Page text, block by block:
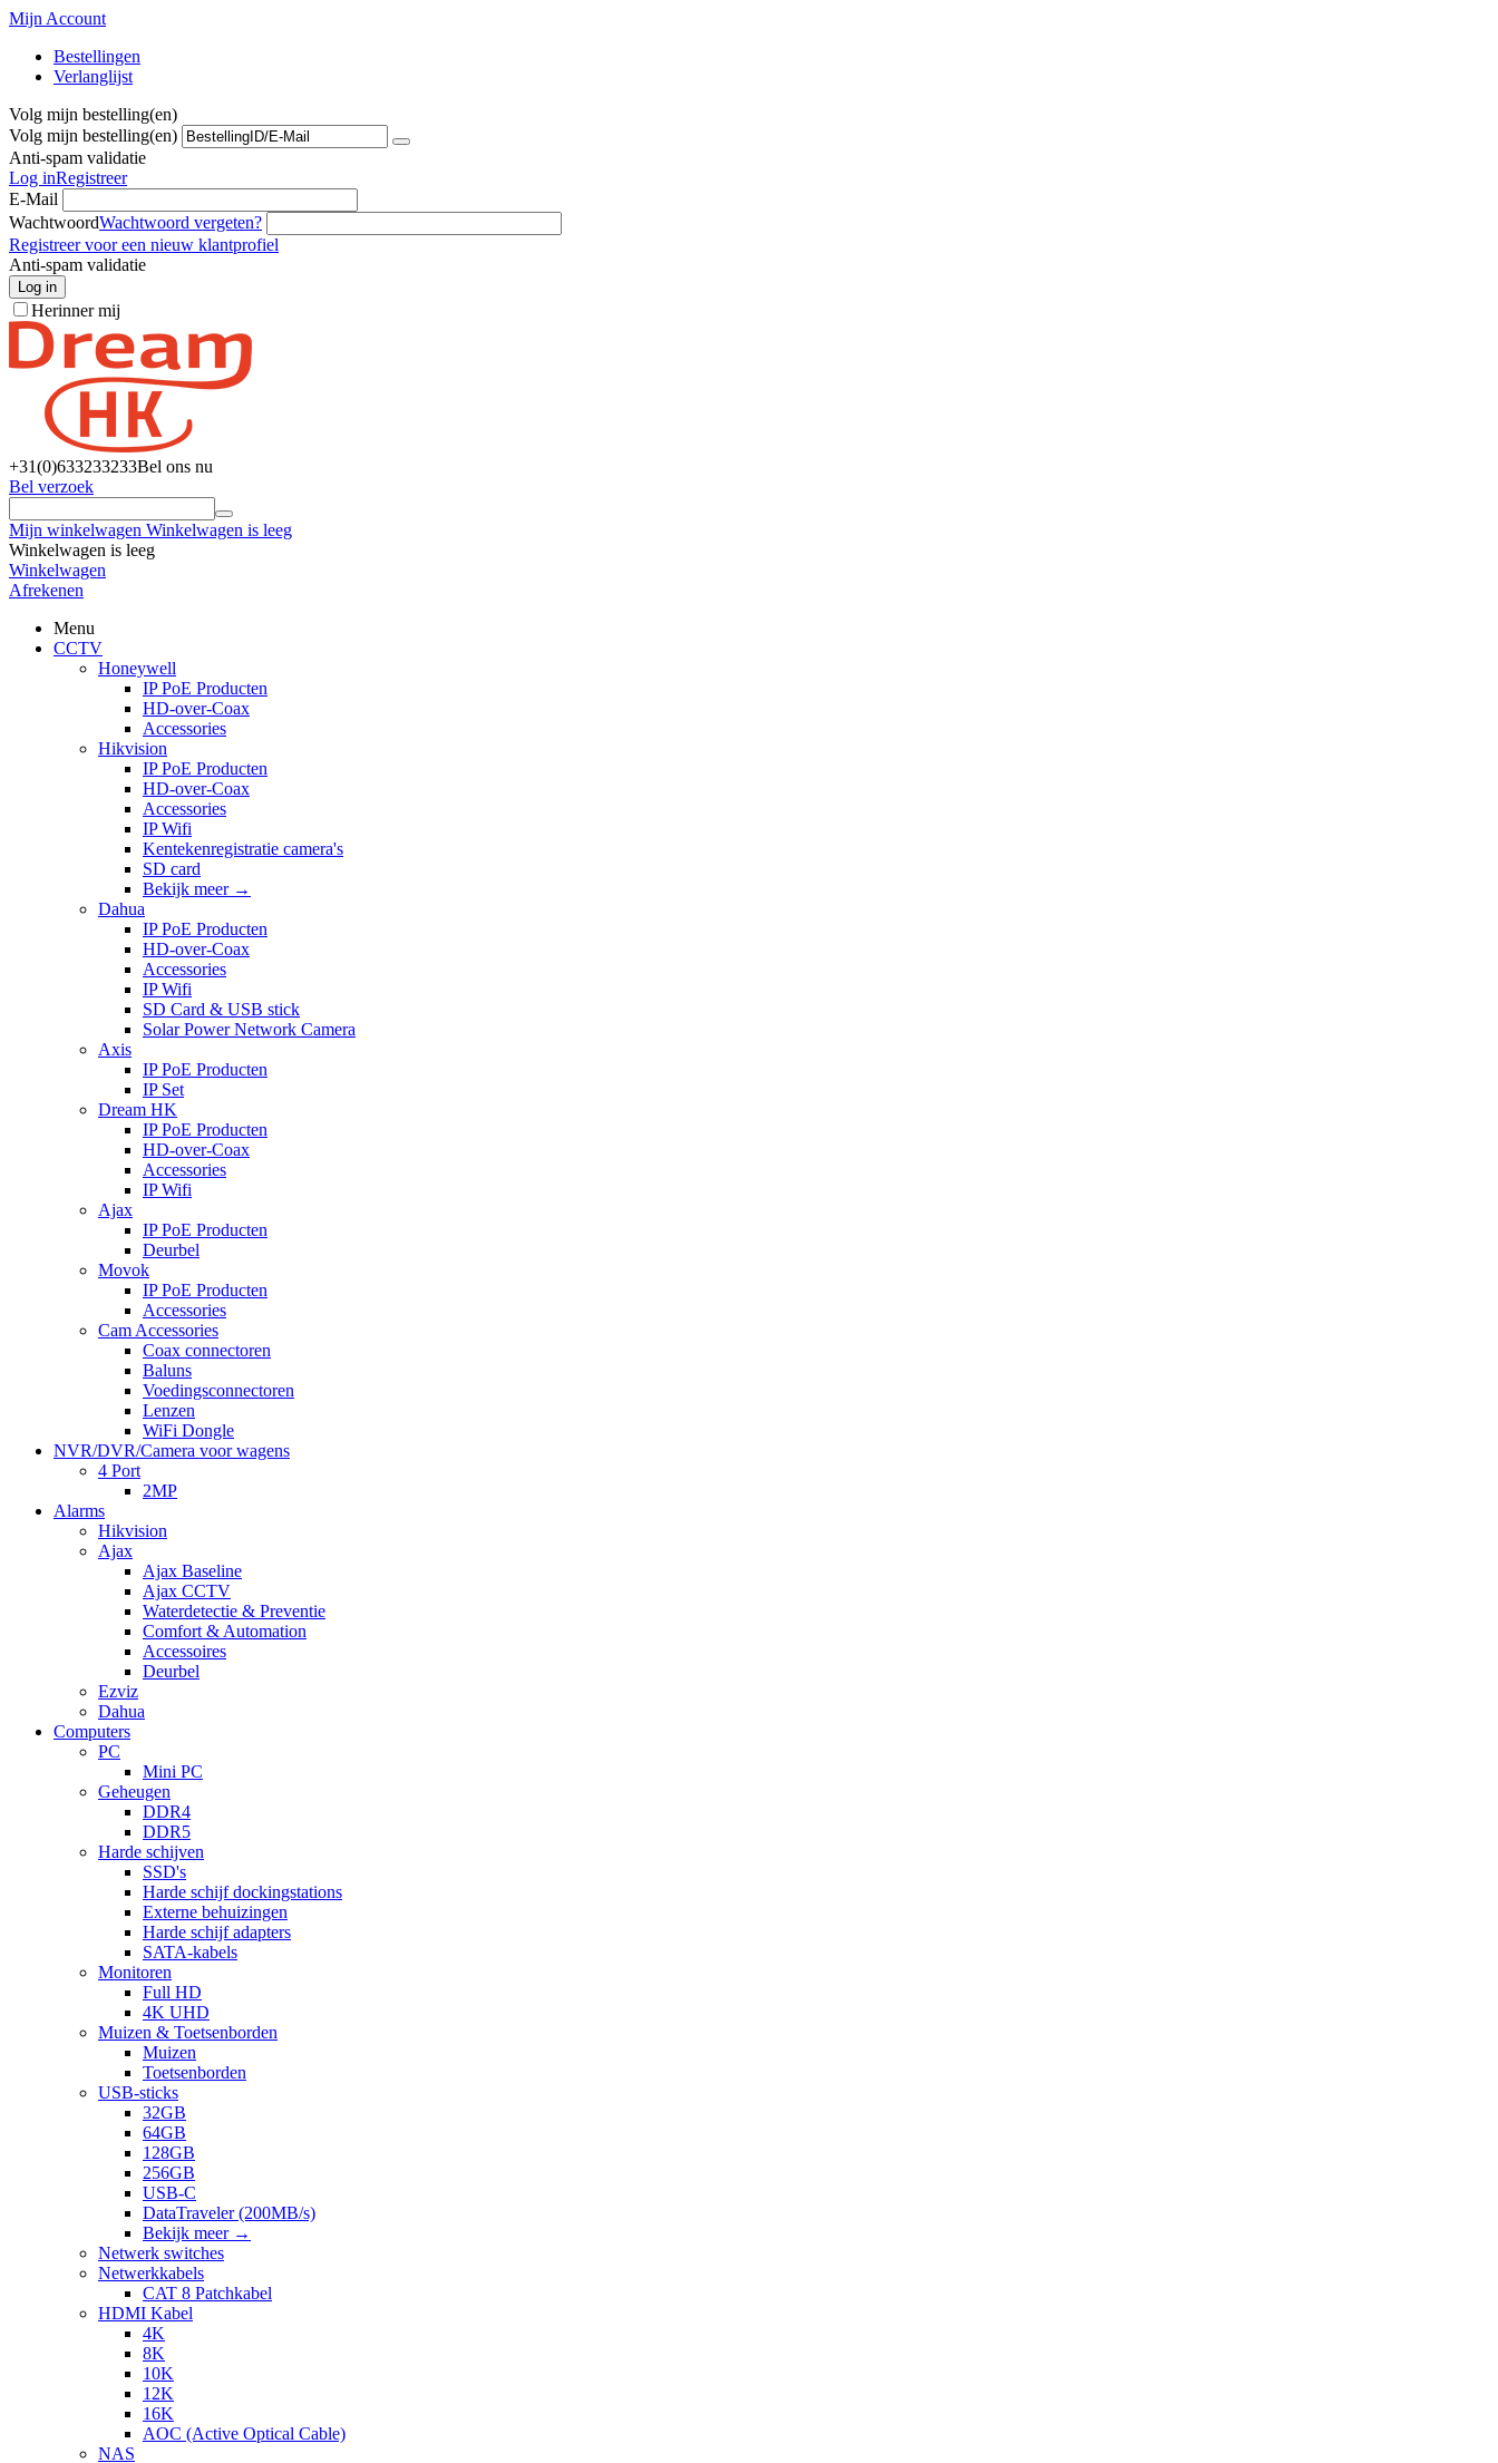
Mijn Account
Bestellingen
Verlanglijst
Volg mijn bestelling(en)
Volg mijn bestelling(en)
Anti-spam validatie
Log inRegistreer
E-Mail
WachtwoordWachtwoord vergeten?
Registreer voor een nieuw klantprofiel
Anti-spam validatie
Log in
Herinner mij
+31(0)633233233Bel ons nu
Bel verzoek
Mijn winkelwagen Winkelwagen is leeg
Winkelwagen is leeg
Winkelwagen
Afrekenen
Menu
CCTV
Honeywell
IP PoE Producten
HD-over-Coax
Accessories
Hikvision
IP PoE Producten
HD-over-Coax
Accessories
IP Wifi
Kentekenregistratie camera's
SD card
Bekijk meer →
Dahua
IP PoE Producten
HD-over-Coax
Accessories
IP Wifi
SD Card & USB stick
Solar Power Network Camera
Axis
IP PoE Producten
IP Set
Dream HK
IP PoE Producten
HD-over-Coax
Accessories
IP Wifi
Ajax
IP PoE Producten
Deurbel
Movok
IP PoE Producten
Accessories
Cam Accessories
Coax connectoren
Baluns
Voedingsconnectoren
Lenzen
WiFi Dongle
NVR/DVR/Camera voor wagens
4 Port
2MP
Alarms
Hikvision
Ajax
Ajax Baseline
Ajax CCTV
Waterdetectie & Preventie
Comfort & Automation
Accessoires
Deurbel
Ezviz
Dahua
Computers
PC
Mini PC
Geheugen
DDR4
DDR5
Harde schijven
SSD's
Harde schijf dockingstations
Externe behuizingen
Harde schijf adapters
SATA-kabels
Monitoren
Full HD
4K UHD
Muizen & Toetsenborden
Muizen
Toetsenborden
USB-sticks
32GB
64GB
128GB
256GB
USB-C
DataTraveler (200MB/s)
Bekijk meer →
Netwerk switches
Netwerkkabels
CAT 8 Patchkabel
HDMI Kabel
4K
8K
10K
12K
16K
AOC (Active Optical Cable)
NAS